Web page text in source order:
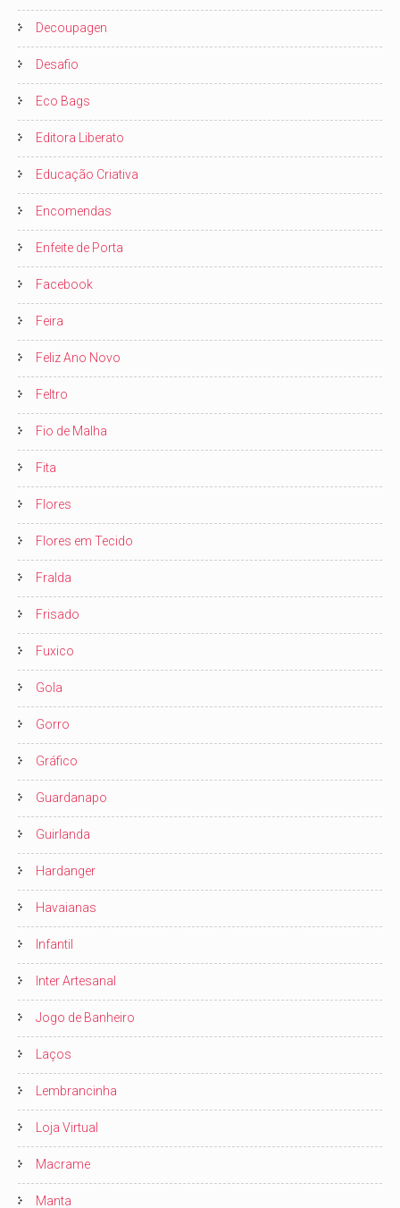
Decoupagen
Desafio
Eco Bags
Editora Liberato
Educação Criativa
Encomendas
Enfeite de Porta
Facebook
Feira
Feliz Ano Novo
Feltro
Fio de Malha
Fita
Flores
Flores em Tecido
Fralda
Frisado
Fuxico
Gola
Gorro
Gráfico
Guardanapo
Guirlanda
Hardanger
Havaianas
Infantil
Inter Artesanal
Jogo de Banheiro
Laços
Lembrancinha
Loja Virtual
Macrame
Manta